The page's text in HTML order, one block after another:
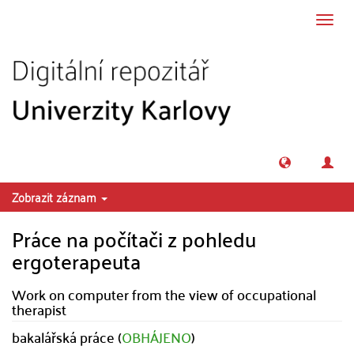
Zobrazit záznam
Práce na počítači z pohledu
ergoterapeuta
Work on computer from the view of occupational
therapist
bakalářská práce (OBHÁJENO)